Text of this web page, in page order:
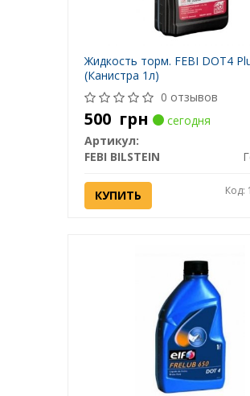
Жидкость торм. FEBI DOT4
(Канистра 1л)
0 отзывов
500 грн
сегодня
Артикул:
FEBI BILSTEIN
КУПИТЬ Код: